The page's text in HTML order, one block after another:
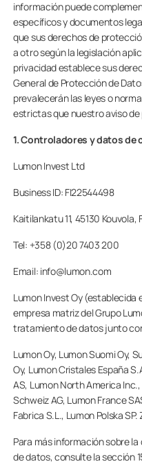
Profesionales
Tienda Online
Contacto
PIDE
información puede
específicos y documentos
que sus derechos de
a otro según la legislación
privacidad establece sus
General de Protección de
prevalecerán las leyes o
estrictas que nuestro aviso
1. Controladores y datos de
Lumon Invest Ltd
Business ID: FI22544498
Kaitilankatu 11, 45130 Kouvola,
Tel: +358 (0)20 7403 200
Email: info@lumon.com
Lumon Invest Oy (establecida
empresa matriz del Grupo
tratamiento de datos junto
Lumon Oy, Lumon Suomi Oy,
Oy, Lumon Cristales España
AS, Lumon North America
Schweiz AG, Lumon France
Fabrica S.L., Lumon Polska SP.
Para más información sobre
de datos, consulte la sección